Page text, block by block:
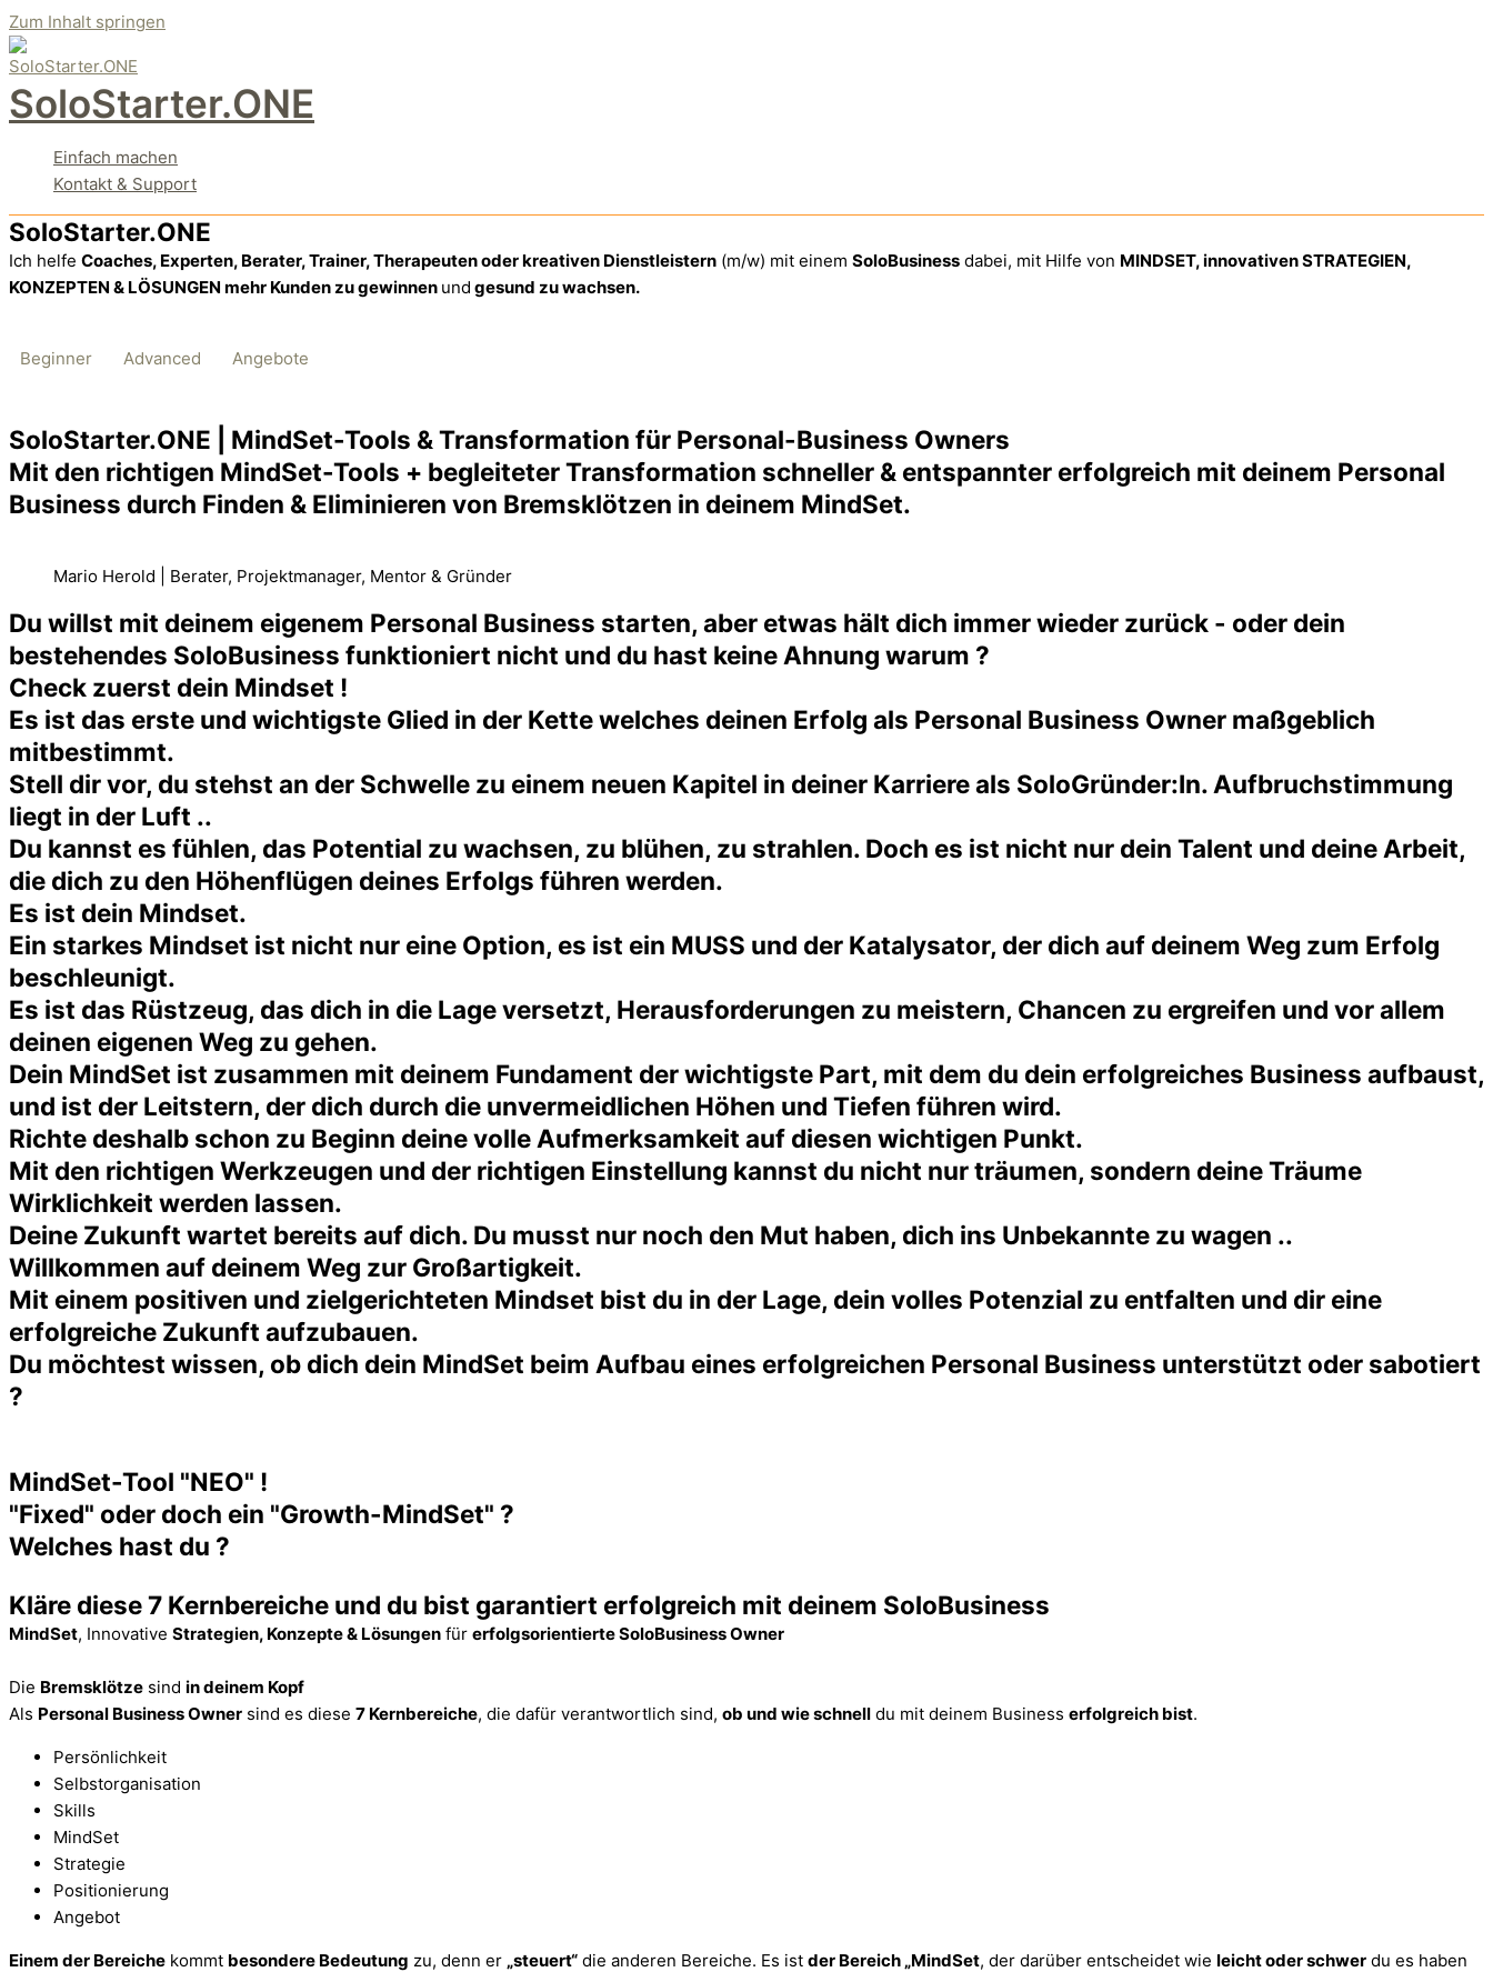
Zum Inhalt springen
SoloStarter.ONE
Einfach machen
Kontakt & Support
SoloStarter.ONE
Ich helfe Coaches, Experten, Berater, Trainer, Therapeuten oder kreativen Dienstleistern (m/w) mit einem SoloBusiness dabei, mit Hilfe von MINDSET, innovativen STRATEGIEN,
KONZEPTEN & LÖSUNGEN mehr Kunden zu gewinnen und gesund zu wachsen.
Beginner Advanced Angebote
SoloStarter.ONE | MindSet-Tools & Transformation für Personal-Business Owners
Mit den richtigen MindSet-Tools + begleiteter Transformation schneller & entspannter erfolgreich mit deinem Personal
Business durch Finden & Eliminieren von Bremsklötzen in deinem MindSet.
Mario Herold | Berater, Projektmanager, Mentor & Gründer
Du willst mit deinem eigenem Personal Business starten, aber etwas hält dich immer wieder zurück - oder dein
bestehendes SoloBusiness funktioniert nicht und du hast keine Ahnung warum ?
Check zuerst dein Mindset !
Es ist das erste und wichtigste Glied in der Kette welches deinen Erfolg als Personal Business Owner maßgeblich
mitbestimmt.
Stell dir vor, du stehst an der Schwelle zu einem neuen Kapitel in deiner Karriere als SoloGründer:In. Aufbruchstimmung
liegt in der Luft ..
Du kannst es fühlen, das Potential zu wachsen, zu blühen, zu strahlen. Doch es ist nicht nur dein Talent und deine Arbeit,
die dich zu den Höhenflügen deines Erfolgs führen werden.
Es ist dein Mindset.
Ein starkes Mindset ist nicht nur eine Option, es ist ein MUSS und der Katalysator, der dich auf deinem Weg zum Erfolg
beschleunigt.
Es ist das Rüstzeug, das dich in die Lage versetzt, Herausforderungen zu meistern, Chancen zu ergreifen und vor allem
deinen eigenen Weg zu gehen.
Dein MindSet ist zusammen mit deinem Fundament der wichtigste Part, mit dem du dein erfolgreiches Business aufbaust,
und ist der Leitstern, der dich durch die unvermeidlichen Höhen und Tiefen führen wird.
Richte deshalb schon zu Beginn deine volle Aufmerksamkeit auf diesen wichtigen Punkt.
Mit den richtigen Werkzeugen und der richtigen Einstellung kannst du nicht nur träumen, sondern deine Träume
Wirklichkeit werden lassen.
Deine Zukunft wartet bereits auf dich. Du musst nur noch den Mut haben, dich ins Unbekannte zu wagen ..
Willkommen auf deinem Weg zur Großartigkeit.
Mit einem positiven und zielgerichteten Mindset bist du in der Lage, dein volles Potenzial zu entfalten und dir eine
erfolgreiche Zukunft aufzubauen.
Du möchtest wissen, ob dich dein MindSet beim Aufbau eines erfolgreichen Personal Business unterstützt oder sabotiert
?
MindSet-Tool "NEO" !
"Fixed" oder doch ein "Growth-MindSet" ?
Welches hast du ?
Kläre diese 7 Kernbereiche und du bist garantiert erfolgreich mit deinem SoloBusiness
MindSet, Innovative Strategien, Konzepte & Lösungen für erfolgsorientierte SoloBusiness Owner
Die Bremsklötze sind in deinem Kopf
Als Personal Business Owner sind es diese 7 Kernbereiche, die dafür verantwortlich sind, ob und wie schnell du mit deinem Business erfolgreich bist.
Persönlichkeit
Selbstorganisation
Skills
MindSet
Strategie
Positionierung
Angebot
Einem der Bereiche kommt besondere Bedeutung zu, denn er „steuert“ die anderen Bereiche. Es ist der Bereich „MindSet, der darüber entscheidet wie leicht oder schwer du es haben